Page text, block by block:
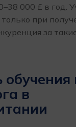
000 £ в год.
при
за
обучения
в